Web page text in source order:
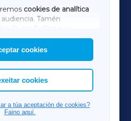
cookies de analítica
Tamén
de marketing
de terceiros.
personalizar a elección das
permitir.
cookies
cookies
a túa aceptación de cookies?
Faino aquí.
AMARIÑAXA
ACORUÑAXA
FERROLXA